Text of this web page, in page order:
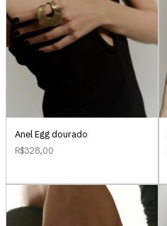
Anel Egg dourado
R$328,00